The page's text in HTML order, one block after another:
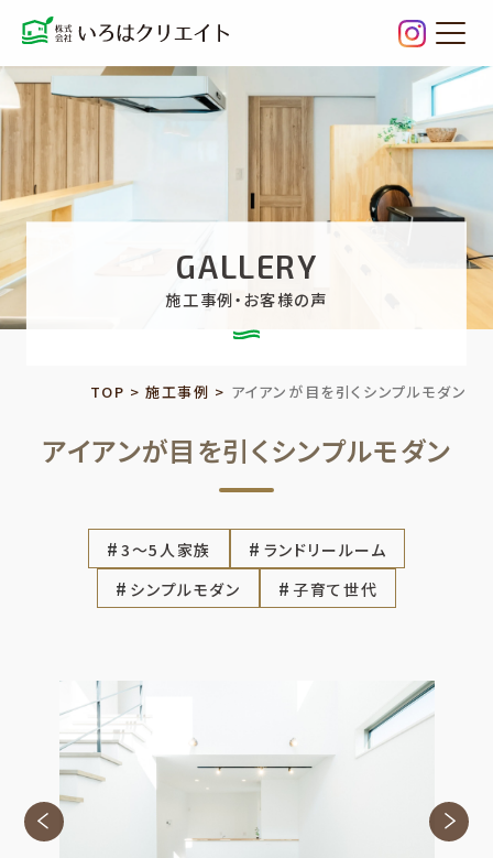
アイア
GALLERY
施工事例・お客様の声
TOP >施工事例 > アイアンが目を引くシンプルモダン
アイアンが目を引くシンプルモダン
3～5人家族
ランドリールーム
シンプルモダン
子育て世代